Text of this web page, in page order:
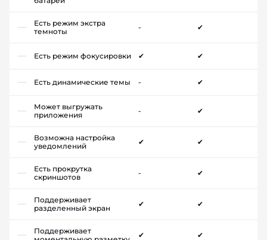
Есть режим экстра
темноты
- ✔
Есть режим фокусировки ✔ ✔
Есть динамические темы - ✔
Может выгружать
приложения
- ✔
Возможна настройка
уведомлений
✔ ✔
Есть прокрутка
скриншотов
- ✔
Поддерживает
разделенный экран
✔ ✔
Поддерживает
✔ ✔